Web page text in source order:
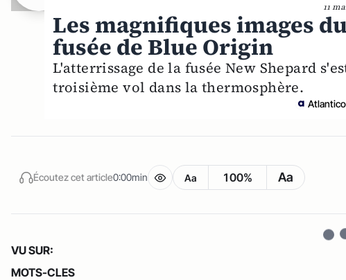
11
Les magnifiques images
fusée de Blue Origin
L'atterrissage de la fusée New Shepard
troisième vol dans la thermosphère.
Écoutez cet article0:00min Aa 100% Aa
VU SUR:
MOTS-CLES